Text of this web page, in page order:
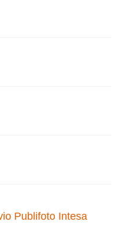
Publifoto Intesa